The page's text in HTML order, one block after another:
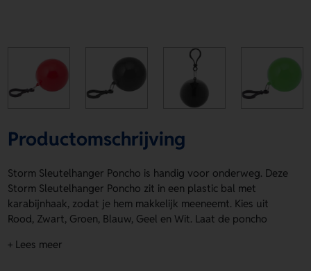
Productomschrijving
Storm Sleutelhanger Poncho is handig voor onderweg. Deze
Storm Sleutelhanger Poncho zit in een plastic bal met
karabijnhaak, zodat je hem makkelijk meeneemt. Kies uit
Rood, Zwart, Groen, Blauw, Geel en Wit. Laat de poncho
naam of eigen ontwerp. Leuk als giveaway of praktische
+ Lees meer